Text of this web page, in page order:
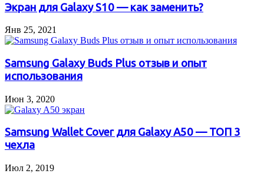
Экран для Galaxy S10 — как заменить?
Янв 25, 2021
Samsung Galaxy Buds Plus отзыв и опыт
использования
Июн 3, 2020
Samsung Wallet Cover для Galaxy A50 — ТОП 3
чехла
Июл 2, 2019